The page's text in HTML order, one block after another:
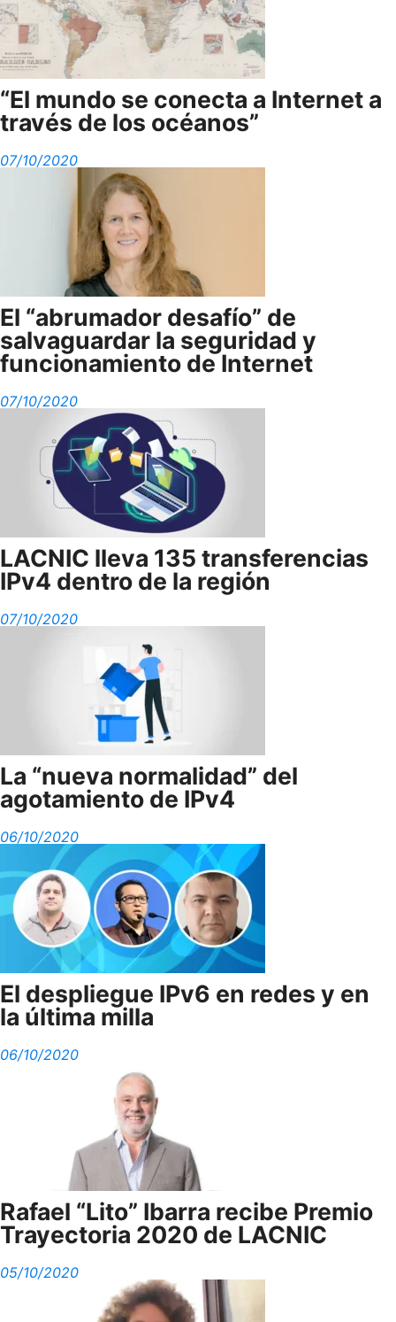
“El mundo se conecta a Internet a
través de los océanos”
07/10/2020
El “abrumador desafío” de
salvaguardar la seguridad y
funcionamiento de Internet
07/10/2020
LACNIC lleva 135 transferencias
IPv4 dentro de la región
07/10/2020
La “nueva normalidad” del
agotamiento de IPv4
06/10/2020
El despliegue IPv6 en redes y en
la última milla
06/10/2020
Rafael “Lito” Ibarra recibe Premio
Trayectoria 2020 de LACNIC
05/10/2020